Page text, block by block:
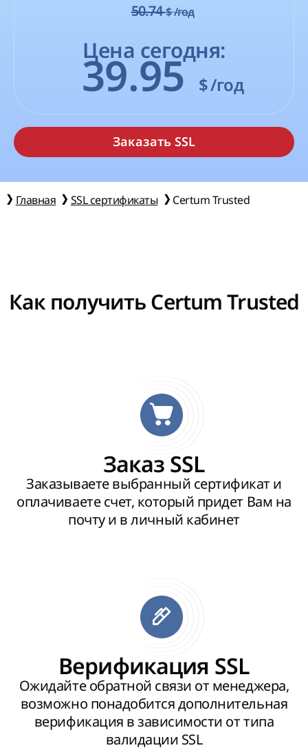
50.74$ /год
Цена сегодня:
39.95 $/год
Главная SSL сертификаты Certum Trusted
Как получить Certum Trusted
Заказ SSL
Заказываете выбранный сертификат и
оплачиваете счет, который придет Вам на
почту и в личный кабинет
Верификация SSL
Ожидайте обратной связи от менеджера,
возможно понадобится дополнительная
верификация в зависимости от типа
валидации SSL